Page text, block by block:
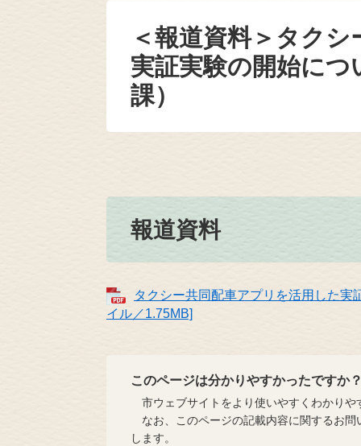
＜報道資料＞タク
実証実験の開始につ
課）
報道資料
タクシー共同配車アプリを活用した実
イル／1.75MB]
このページは分かりやすかったですか？
市ウェブサイトをより使いやすくわかりや
なお、このページの記載内容に関するお問
します。